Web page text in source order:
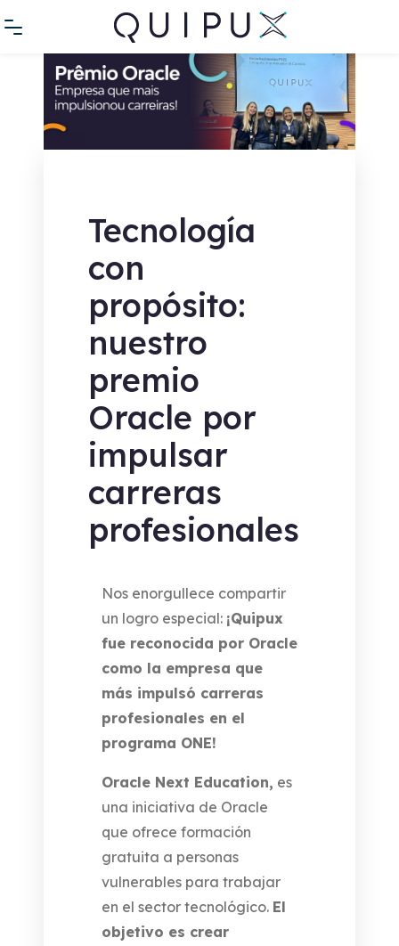
Tecnología
con
propósito:
nuestro
premio
Oracle por
impulsar
carreras
profesionales
Nos enorgullece compartir
un logro especial: ¡Quipux
fue reconocida por Oracle
como la empresa que
más impulsó carreras
profesionales en el
programa ONE!
Oracle Next Education, es
una iniciativa de Oracle
que ofrece formación
gratuita a personas
vulnerables para trabajar
en el sector tecnológico. El
objetivo es crear